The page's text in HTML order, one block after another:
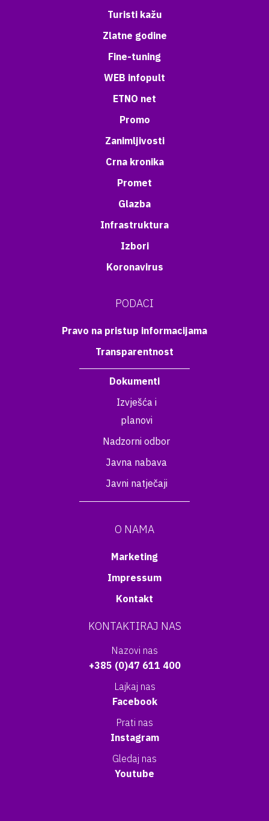
Turisti kažu
Zlatne godine
Fine-tuning
WEB infopult
ETNO net
Promo
Zanimljivosti
Crna kronika
Promet
Glazba
Infrastruktura
Izbori
Koronavirus
PODACI
Pravo na pristup informacijama
Transparentnost
Dokumenti
Izvješća i
planovi
Nadzorni odbor
Javna nabava
Javni natječaji
O NAMA
Marketing
Impressum
Kontakt
KONTAKTIRAJ NAS
Nazovi nas
+385 (0)47 611 400
Lajkaj nas
Facebook
Prati nas
Instagram
Gledaj nas
Youtube